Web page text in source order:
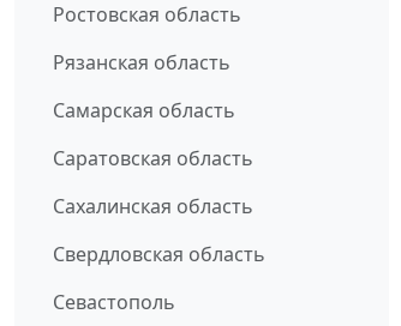
Ростовская область
Рязанская область
Самарская область
Саратовская область
Сахалинская область
Свердловская область
Севастополь